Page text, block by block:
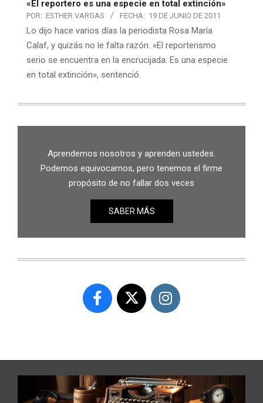
«El reportero es una especie en total extinción»
POR: ESTHER VARGAS FECHA: 19 DE JUNIO DE 2011
Lo dijo hace varios días la periodista Rosa María
Calaf, y quizás no le falta razón. «El reporterismo
serio se encuentra en la encrucijada. Es una especie
en total extinción», sentenció.
Aprendemos nosotros y aprenden ustedes.
Podemos equivocarnos, pero tenemos el firme
propósito de no fallar dos veces
SABER MÁS